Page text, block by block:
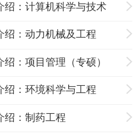
绍：计算机科学与技术
绍：动力机械及工程
：项目管理（专硕）
绍：环境科学与工程
绍：制药工程